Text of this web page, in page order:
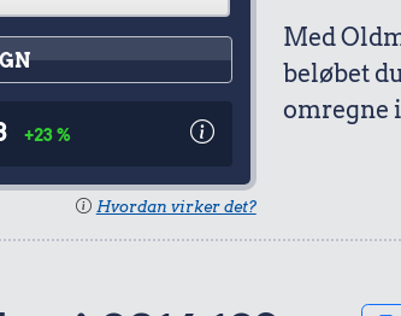
+23 %
Hvordan virker det?
Med
beløbet
omregne